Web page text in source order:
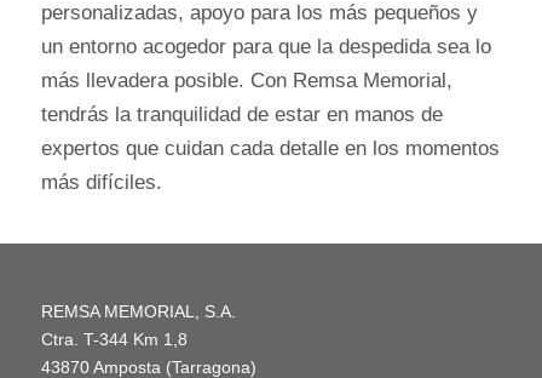
personalizadas, apoyo para los más pequeños y
un entorno acogedor para que la despedida sea lo
más llevadera posible. Con Remsa Memorial,
tendrás la tranquilidad de estar en manos de
expertos que cuidan cada detalle en los momentos
más difíciles.
REMSA MEMORIAL, S.A.
Ctra. T-344 Km 1,8
43870 Amposta (Tarragona)